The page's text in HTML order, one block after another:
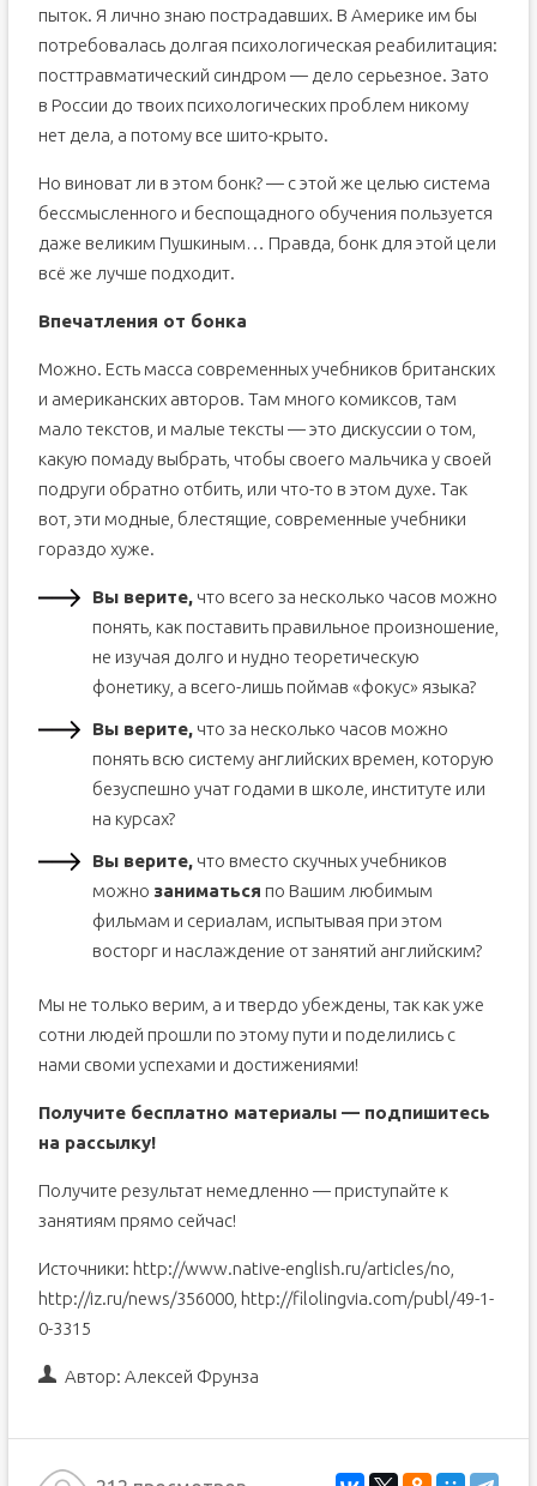
пыток. Я лично знаю пострадавших. В Америке им бы
потребовалась долгая психологическая реабилитация:
посттравматический синдром — дело серьезное. Зато
в России до твоих психологических проблем никому
нет дела, а потому все шито-крыто.
Но виноват ли в этом бонк? — с этой же целью система
бессмысленного и беспощадного обучения пользуется
даже великим Пушкиным… Правда, бонк для этой цели
всё же лучше подходит.
Впечатления от бонка
Можно. Есть масса современных учебников британских
и американских авторов. Там много комиксов, там
мало текстов, и малые тексты — это дискуссии о том,
какую помаду выбрать, чтобы своего мальчика у своей
подруги обратно отбить, или что-то в этом духе. Так
вот, эти модные, блестящие, современные учебники
гораздо хуже.
Вы верите,что всего за несколько часов можно
понять, как поставить правильное произношение,
не изучая долго и нудно теоретическую
фонетику, а всего-лишь поймав «фокус» языка?
Вы верите,что за несколько часов можно
понять всю систему английских времен, которую
безуспешно учат годами в школе, институте или
на курсах?
Вы верите,что вместо скучных учебников
можно заниматься по Вашим любимым
фильмам и сериалам, испытывая при этом
восторг и наслаждение от занятий английским?
Мы не только верим, а и твердо убеждены, так как уже
сотни людей прошли по этому пути и поделились с
нами своми успехами и достижениями!
Получите бесплатно материалы — подпишитесь
на рассылку!
Получите результат немедленно — приступайте к
занятиям прямо сейчас!
Источники: http://www.native-english.ru/articles/no,
http://iz.ru/news/356000, http://filolingvia.com/publ/49-1-
0-3315
Автор: Алексей Фрунза